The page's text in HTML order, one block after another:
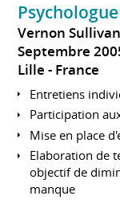
Vernon Sullivan
Septembre
Lille
France
Entretiens
Participation
Mise en place
Elaboration de
objectif de
manque